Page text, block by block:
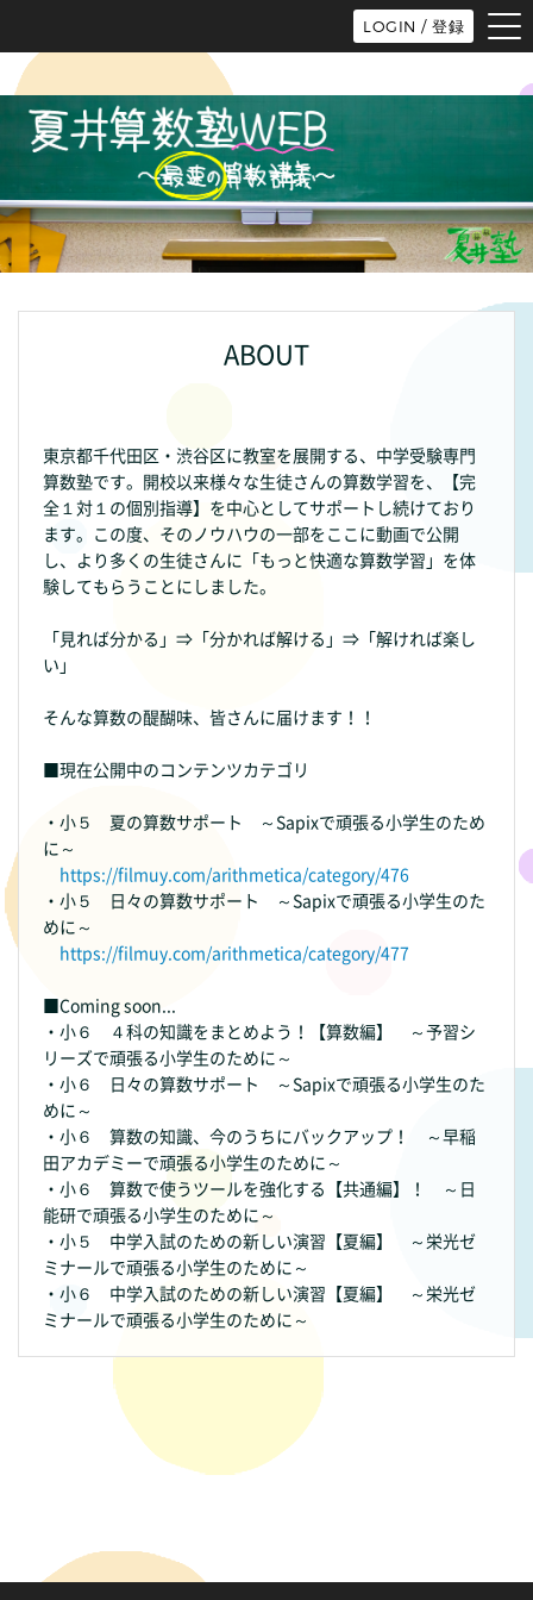
LOGIN / 登録
ABOUT
東京都千代田区・渋谷区に教室を展開する、中学受験専門
算数塾です。開校以来様々な生徒さんの算数学習を、【完
全１対１の個別指導】を中心としてサポートし続けており
ます。この度、そのノウハウの一部をここに動画で公開
し、より多くの生徒さんに「もっと快適な算数学習」を体
験してもらうことにしました。
「見れば分かる」⇒「分かれば解ける」⇒「解ければ楽し
い」
そんな算数の醍醐味、皆さんに届けます！！
■現在公開中のコンテンツカテゴリ
・小５ 夏の算数サポート ～Sapixで頑張る小学生のため
に～
https://filmuy.com/arithmetica/category/476
・小５ 日々の算数サポート ～Sapixで頑張る小学生のた
めに～
https://filmuy.com/arithmetica/category/477
■Coming soon...
・小６ ４科の知識をまとめよう！【算数編】 ～予習シ
リーズで頑張る小学生のために～
・小６ 日々の算数サポート ～Sapixで頑張る小学生のた
めに～
・小６ 算数の知識、今のうちにバックアップ！ ～早稲
田アカデミーで頑張る小学生のために～
・小６ 算数で使うツールを強化する【共通編】！ ～日
能研で頑張る小学生のために～
・小５ 中学入試のための新しい演習【夏編】 ～栄光ゼ
ミナールで頑張る小学生のために～
・小６ 中学入試のための新しい演習【夏編】 ～栄光ゼ
ミナールで頑張る小学生のために～